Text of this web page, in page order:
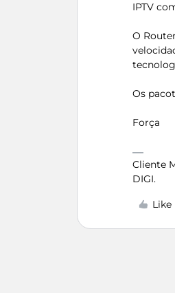
IPTV
O
Os
Força
Cliente
DIGI.
Like